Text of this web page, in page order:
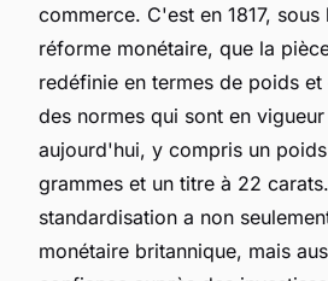
commerce. C'est en 1817,
réforme monétaire, que la
redéfinie en termes de poids
des normes qui sont en
aujourd'hui, y compris un
grammes et un titre à 22
standardisation a non
monétaire britannique, mais